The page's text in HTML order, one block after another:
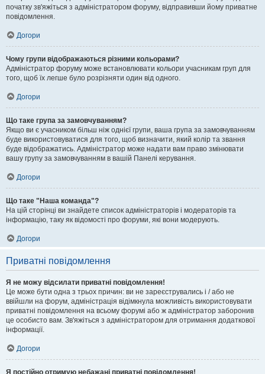
початку зв'яжіться з адміністратором форуму, відправивши йому приватне
повідомлення.
Догори
Чому групи відображаються різними кольорами?
Адміністратор форуму може встановлювати кольори учасникам груп для
того, щоб їх легше було розрізняти один від одного.
Догори
Що таке група за замовчуванням?
Якщо ви є учасником більш ніж однієї групи, ваша група за замовчуванням
буде використовуватися для того, щоб визначити, який колір та звання
буде відображатись. Адміністратор може надати вам право змінювати
вашу групу за замовчуванням в вашій Панелі керування.
Догори
Що таке "Наша команда"?
На цій сторінці ви знайдете список адміністраторів і модераторів та
інформацію, таку як відомості про форуми, які вони модерують.
Догори
Приватні повідомлення
Я не можу відсилати приватні повідомлення!
Це може бути одна з трьох причин: ви не зареєструвались і / або не
ввійшли на форум, адміністрація відімкнула можливість використовувати
приватні повідомлення на всьому форумі або ж адміністратор заборонив
це особисто вам. Зв'яжіться з адміністратором для отримання додаткової
інформації.
Догори
Я постійно отримую небажані приватні повідомлення!